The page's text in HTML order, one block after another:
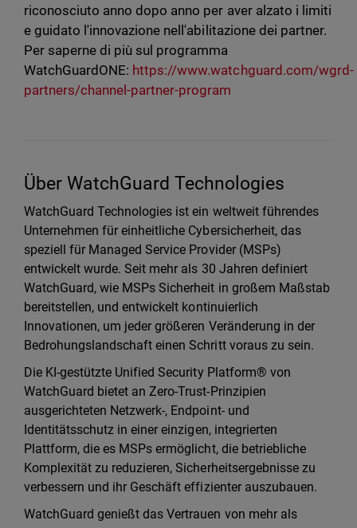
riconosciuto anno dopo anno per aver alzato i limiti
e guidato l'innovazione nell'abilitazione dei partner.
Per saperne di più sul programma
WatchGuardONE: https://www.watchguard.com/wgrd-
partners/channel-partner-program
Über WatchGuard Technologies
WatchGuard Technologies ist ein weltweit führendes
Unternehmen für einheitliche Cybersicherheit, das
speziell für Managed Service Provider (MSPs)
entwickelt wurde. Seit mehr als 30 Jahren definiert
WatchGuard, wie MSPs Sicherheit in großem Maßstab
bereitstellen, und entwickelt kontinuierlich
Innovationen, um jeder größeren Veränderung in der
Bedrohungslandschaft einen Schritt voraus zu sein.
Die KI-gestützte Unified Security Platform® von
WatchGuard bietet an Zero-Trust-Prinzipien
ausgerichteten Netzwerk-, Endpoint- und
Identitätsschutz in einer einzigen, integrierten
Plattform, die es MSPs ermöglicht, die betriebliche
Komplexität zu reduzieren, Sicherheitsergebnisse zu
verbessern und ihr Geschäft effizienter auszubauen.
WatchGuard genießt das Vertrauen von mehr als